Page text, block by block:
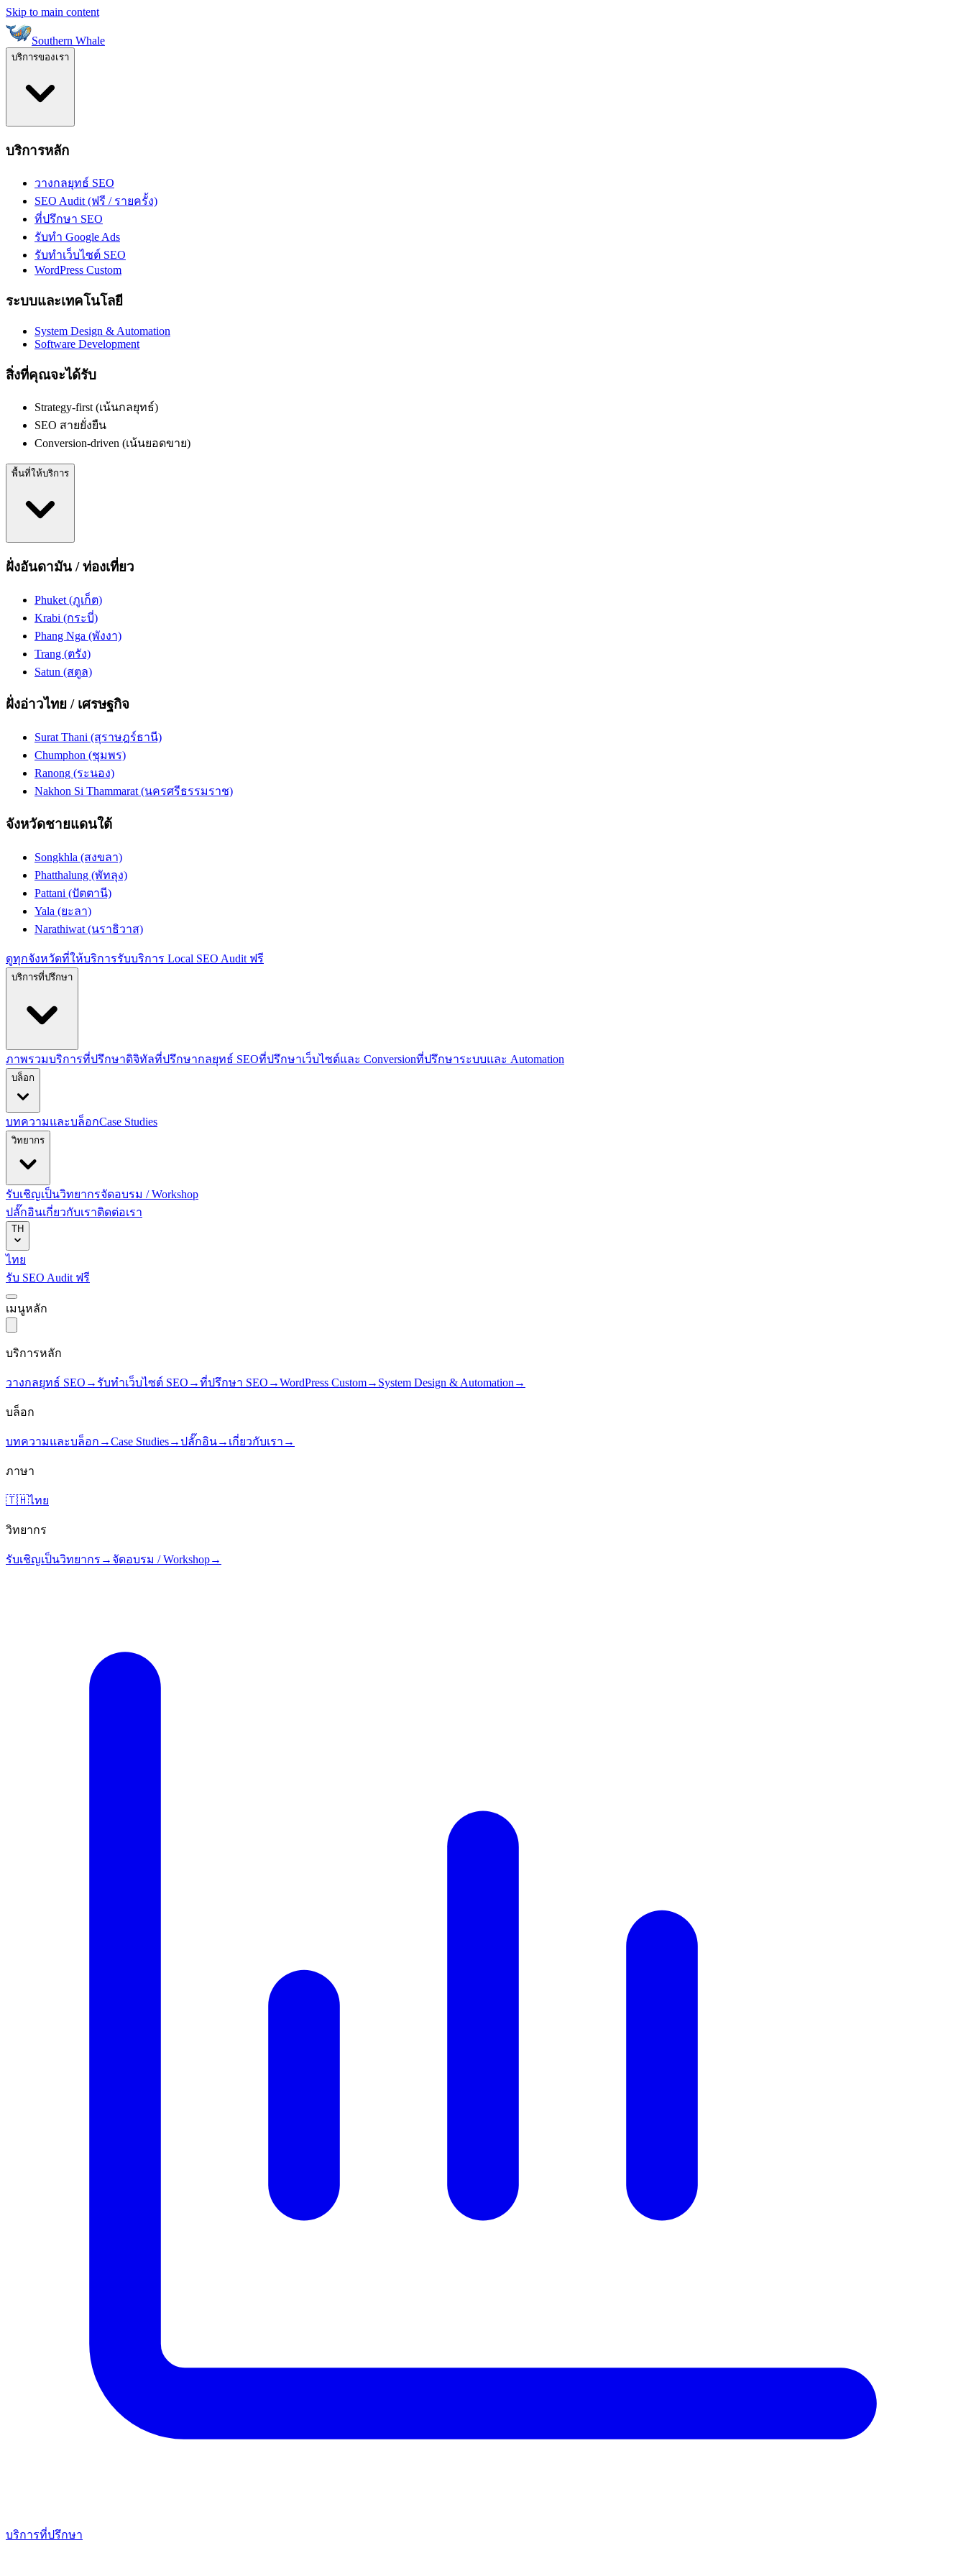
Skip to main content
Southern Whale
บริการของเรา
บริการหลัก
วางกลยุทธ์ SEO
SEO Audit (ฟรี / รายครั้ง)
ที่ปรึกษา SEO
รับทำ Google Ads
รับทำเว็บไซต์ SEO
WordPress Custom
ระบบและเทคโนโลยี
System Design & Automation
Software Development
สิ่งที่คุณจะได้รับ
Strategy-first (เน้นกลยุทธ์)
SEO สายยั่งยืน
Conversion-driven (เน้นยอดขาย)
พื้นที่ให้บริการ
ฝั่งอันดามัน / ท่องเที่ยว
Phuket (ภูเก็ต)
Krabi (กระบี่)
Phang Nga (พังงา)
Trang (ตรัง)
Satun (สตูล)
ฝั่งอ่าวไทย / เศรษฐกิจ
Surat Thani (สุราษฎร์ธานี)
Chumphon (ชุมพร)
Ranong (ระนอง)
Nakhon Si Thammarat (นครศรีธรรมราช)
จังหวัดชายแดนใต้
Songkhla (สงขลา)
Phatthalung (พัทลุง)
Pattani (ปัตตานี)
Yala (ยะลา)
Narathiwat (นราธิวาส)
ดูทุกจังหวัดที่ให้บริการรับบริการ Local SEO Audit ฟรี
บริการที่ปรึกษา
ภาพรวมบริการที่ปรึกษาดิจิทัลที่ปรึกษากลยุทธ์ SEOที่ปรึกษาเว็บไซต์และ Conversionที่ปรึกษาระบบและ Automation
บล็อก
บทความและบล็อกCase Studies
วิทยากร
รับเชิญเป็นวิทยากรจัดอบรม / Workshop
ปลั๊กอินเกี่ยวกับเราติดต่อเรา
TH
ไทย
รับ SEO Audit ฟรี
เมนูหลัก
บริการหลัก
วางกลยุทธ์ SEO → รับทำเว็บไซต์ SEO →ที่ปรึกษา SEO →WordPress Custom→ System Design & Automation →
บล็อก
บทความและบล็อก →Case Studies→ปลั๊กอิน→ เกี่ยวกับเรา →
ภาษา
🇹🇭ไทย
วิทยากร
รับเชิญเป็นวิทยากร → จัดอบรม / Workshop→
บริการที่ปรึกษา